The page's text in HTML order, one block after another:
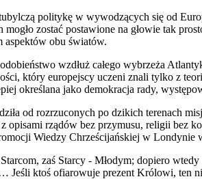
politykę w wywodzących się od
zostać postawione na głowie tak
aspektów obu światów.
wzdłuż całego wybrzeża
który europejscy uczeni znali tylko z
określana jako demokracja rady,
od rozrzuconych po dzikich terenach
opisami rządów bez przymusu, religii bez
Wiedzy Chrześcijańskiej w Londynie
zaś Starcy - Młodym; dopiero
ktoś ofiarowuje prezent Królowi, ten